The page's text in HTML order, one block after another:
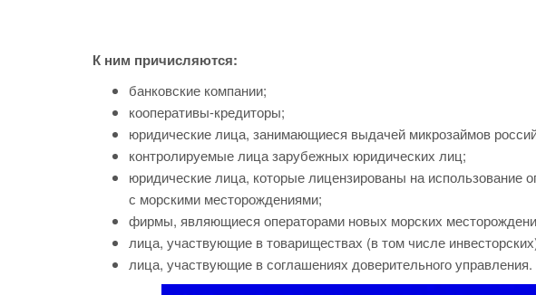
К ним причисляются:
банковские компании;
кооперативы-кредиторы;
юридические лица, занимающиеся выдачей микрозаймов
контролируемые лица зарубежных юридических лиц;
юридические лица, которые лицензированы на использование
с морскими месторождениями;
фирмы, являющиеся операторами новых морских
лица, участвующие в товариществах (в том числе
лица, участвующие в соглашениях доверительного управления.